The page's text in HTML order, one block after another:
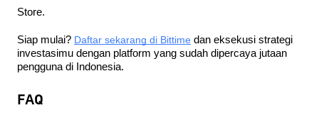
Store.
Siap mulai? Daftar sekarang di Bittime dan eksekusi strategi
investasimu dengan platform yang sudah dipercaya jutaan
pengguna di Indonesia.
FAQ